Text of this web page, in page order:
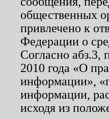
общественных
привлечено к
Федерации о
Согласно
2010 года «О
информации»,
информации,
исходя из